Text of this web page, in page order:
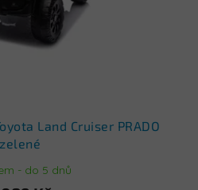
Land Cruiser PRADO
zelené
- do 5 dnů